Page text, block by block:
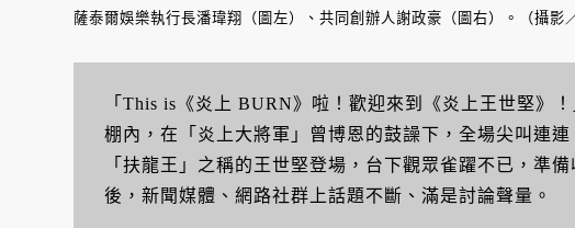
薩泰爾娛樂執行長潘瑋翔（圖左）、共同創辦人謝政豪（圖右）。（攝影
「This is《炎上 BURN》啦！歡迎來到《炎上王世堅》
棚內，在「炎上大將軍」曾博恩的鼓譟下，全場尖叫連
「扶龍王」之稱的王世堅登場，台下觀眾雀躍不已，準
後，新聞媒體、網路社群上話題不斷、滿是討論聲量。